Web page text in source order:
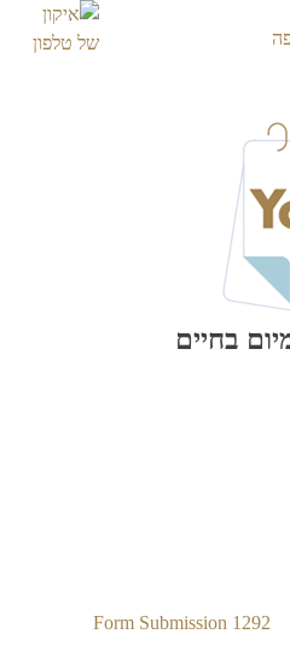
בחיים
Form Submission 1292